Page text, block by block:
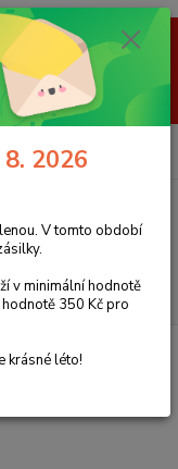
čerpáme dovolenou. V
Pokud však v tomto
Kč vč. DPH, získáte
Děkujeme za
léto!
Menu
Hledat
2026
V tomto období
v minimální hodnotě
350 Kč pro
krásné léto!